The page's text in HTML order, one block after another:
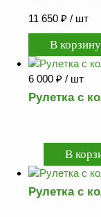
11 650 ₽ / шт
6 000 ₽ / шт
Рулетка с
Рулетка с